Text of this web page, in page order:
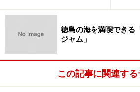
徳島の海を満喫できる
ジャム」
この記事に関連する